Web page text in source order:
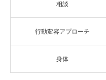
相談
行動変容アプローチ
身体